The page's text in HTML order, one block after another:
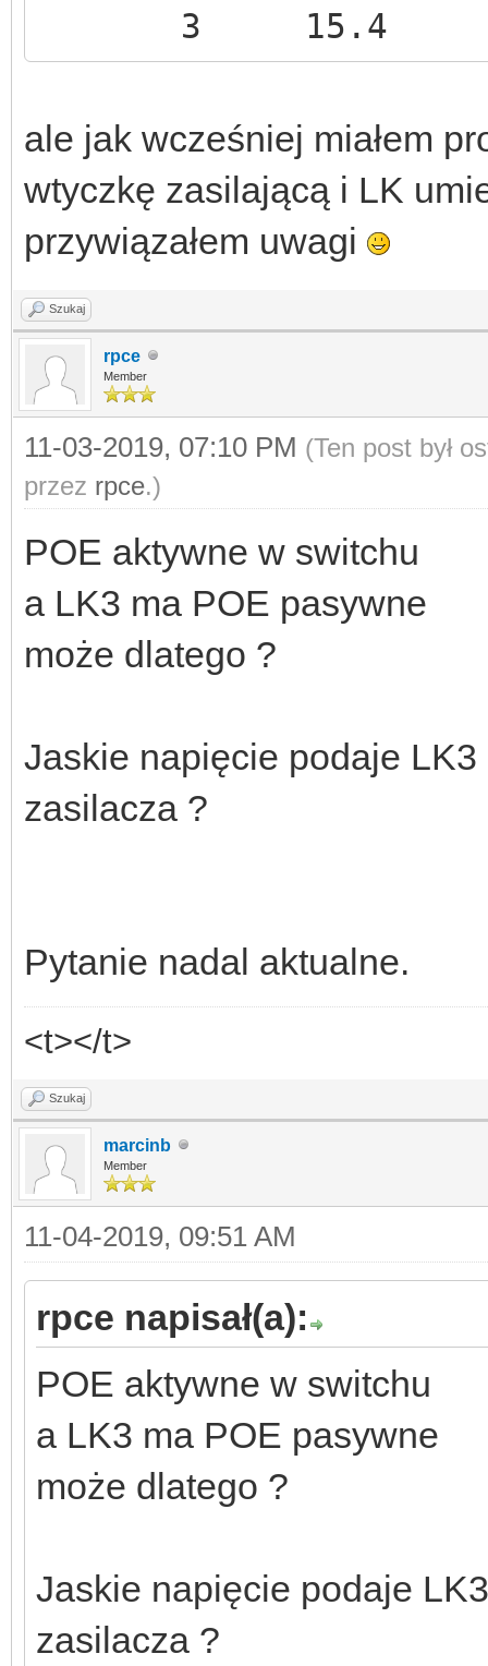
3 15.4
ale jak wcześniej miałem
wtyczkę zasilającą i LK
przywiązałem uwagi
Szukaj
rpce
Member
11-03-2019, 07:10 PM (Ten post był
przez rpce.)
POE aktywne w switchu
a LK3 ma POE pasywne
może dlatego ?
Jaskie napięcie podaje
zasilacza ?
Pytanie nadal aktualne.
<t></t>
Szukaj
marcinb
Member
11-04-2019, 09:51 AM
rpce napisał(a):
POE aktywne w switchu
a LK3 ma POE pasywne
może dlatego ?
Jaskie napięcie podaje
zasilacza ?